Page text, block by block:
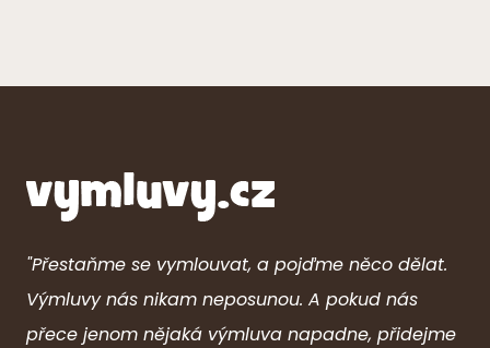
"Přestaňme se vymlouvat, a pojďme něco dělat.
Výmluvy nás nikam neposunou. A pokud nás
přece jenom nějaká výmluva napadne, přidejme